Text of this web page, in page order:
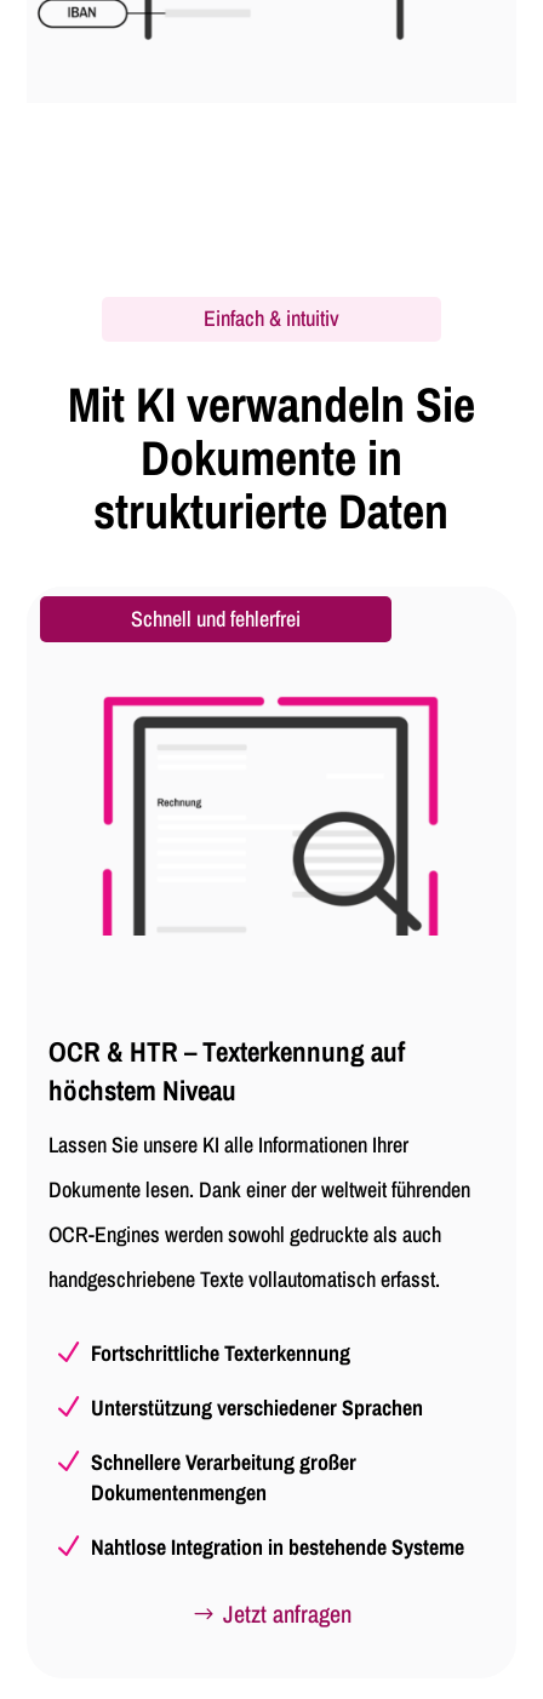
Einfach & intuitiv
Mit KI verwandeln Sie
Dokumente in
strukturierte Daten
Schnell und fehlerfrei
OCR & HTR – Texterkennung auf
höchstem Niveau
Lassen Sie unsere KI alle Informationen Ihrer
Dokumente lesen. Dank einer der weltweit führenden
OCR-Engines werden sowohl gedruckte als auch
handgeschriebene Texte vollautomatisch erfasst.
N Fortschrittliche Texterkennung
N Unterstützung verschiedener Sprachen
N Schnellere Verarbeitung großer
Dokumentenmengen
N Nahtlose Integration in bestehende Systeme
Jetzt anfragen